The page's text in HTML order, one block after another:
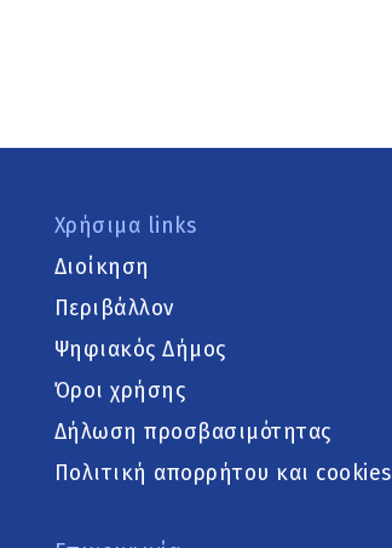
Χρήσιμα links
Διοίκηση
Περιβάλλον
Ψηφιακός Δήμος
Όροι χρήσης
Δήλωση προσβασιμότητας
Πολιτική απορρήτου και cookies